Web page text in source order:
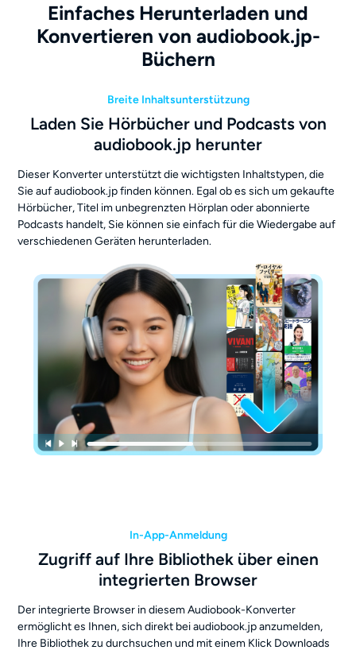
Einfaches Herunterladen und
Konvertieren von audiobook.jp-
Büchern
Breite Inhaltsunterstützung
Laden Sie Hörbücher und Podcasts von
audiobook.jp herunter
Dieser Konverter unterstützt die wichtigsten Inhaltstypen, die
Sie auf audiobook.jp finden können. Egal ob es sich um gekaufte
Hörbücher, Titel im unbegrenzten Hörplan oder abonnierte
Podcasts handelt, Sie können sie einfach für die Wiedergabe auf
verschiedenen Geräten herunterladen.
In-App-Anmeldung
Zugriff auf Ihre Bibliothek über einen
integrierten Browser
Der integrierte Browser in diesem Audiobook-Konverter
ermöglicht es Ihnen, sich direkt bei audiobook.jp anzumelden,
Ihre Bibliothek zu durchsuchen und mit einem Klick Downloads